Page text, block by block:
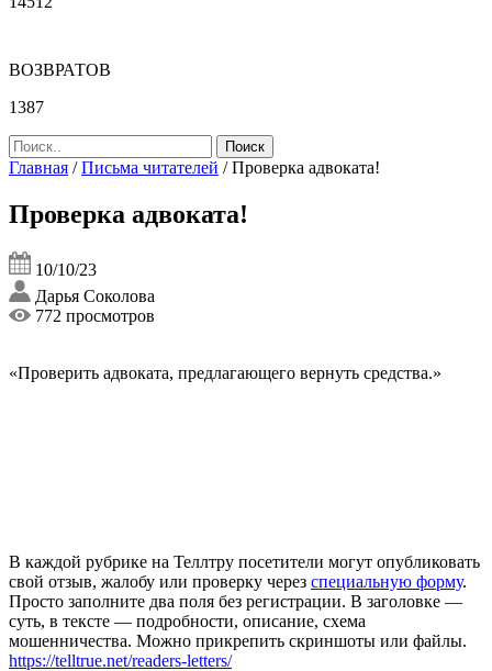
ВОЗВРАТОВ
1387
Главная /Письма читателей /Проверка адвоката!
Проверка адвоката!
10/10/23
Дарья Соколова
772 просмотров
«Проверить адвоката, предлагающего вернуть средства.»
В каждой рубрике на Теллтру посетители могут опубликовать
свой отзыв, жалобу или проверку через специальную форму.
Просто заполните два поля без регистрации. В заголовке —
суть, в тексте — подробности, описание, схема
мошенничества. Можно прикрепить скриншоты или файлы.
https://telltrue.net/readers-letters/